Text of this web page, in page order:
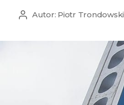
Autor: Piotr Trondowski